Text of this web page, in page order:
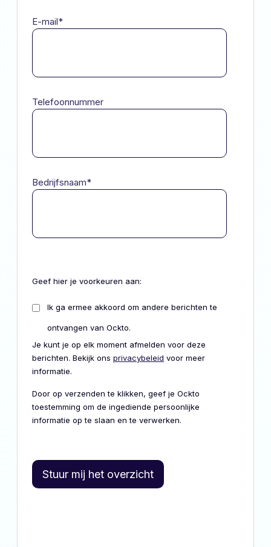
E-mail*
Telefoonnummer
Bedrijfsnaam*
Geef hier je voorkeuren aan:
Ik ga ermee akkoord om andere berichten te
ontvangen van Ockto.
Je kunt je op elk moment afmelden voor deze
berichten. Bekijk ons privacybeleid voor meer
informatie.
Door op verzenden te klikken, geef je Ockto
toestemming om de ingediende persoonlijke
informatie op te slaan en te verwerken.